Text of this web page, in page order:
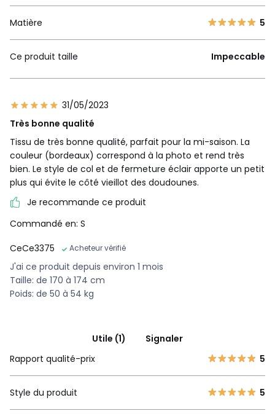
Matière 5
Ce produit taille Impeccable
31/05/2023
Très bonne qualité
Tissu de très bonne qualité, parfait pour la mi-saison. La
couleur (bordeaux) correspond à la photo et rend très
bien. Le style de col et de fermeture éclair apporte un petit
plus qui évite le côté vieillot des doudounes.
Je recommande ce produit
Commandé en: S
CeCe3375
Acheteur vérifié
J'ai ce produit depuis environ 1 mois
Taille: de 170 à 174 cm
Poids: de 50 à 54 kg
Utile (1)
Signaler
Rapport qualité-prix
5
Style du produit 5